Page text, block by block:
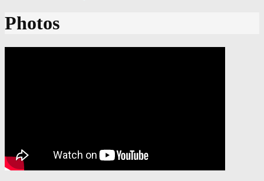
to
Photos